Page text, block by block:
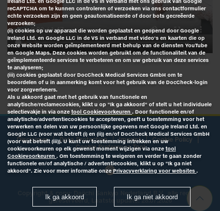
Disclaimer Data Protection Imprint
Cookie Policy
Cookie Preference Tool
Copyright & copy; Daiichi Sankyo Nederland B.V. , alle rechten
gereserveerd, Laatste update: 28.07.2026
reCAPTCHA om te kunnen controleren of verzoeken via ons contactformulier
echte verzoeken zijn en geen geautomatiseerde of door bots gecreëerde
verzoeken;
(ii) cookies op uw apparaat die worden geplaatst en geopend door Google
Ireland Ltd. en Google LLC in de VS in verband met video's en kaarten die op
onze Website worden geïmplementeerd met behulp van de diensten YouTube
en Google Maps. Deze cookies worden gebruikt om de functionaliteit van de
geïmplementeerde services te verbeteren en om uw gebruik van deze services
te analyseren;
(iii) cookies geplaatst door DocCheck Medical Services GmbH om te
beoordelen of u in aanmerking komt voor het gebruik van de DocCheck-login
voor zorgverleners.
Als u akkoord gaat met het gebruik van functionele en
analytische/reclamecookies, klikt u op "Ik ga akkoord" of stelt u het individuele
selectievakje in via onze tool Cookievoorkeuren . Door functionele en/of
analytische/advertentiecookies te accepteren, geeft u toestemming voor het
verwerken en delen van uw persoonlijke gegevens met Google Ireland Ltd. en
Google LLC (voor wat betreft (i) en (ii)) en/of DocCheck Medical Services GmbH
(voor wat betreft (iii)). U kunt uw toestemming intrekken en uw
cookievoorkeuren op elk gewenst moment wijzigen via onze tool
Cookievoorkeuren . Om toestemming te weigeren en verder te gaan zonder
functionele en/of analytische / advertentiecookies, klikt u op "Ik ga niet
akkoord". Zie voor meer informatie onzePrivacyverklaring voor websites .
Ik ga akkoord Ik ga niet akkoord